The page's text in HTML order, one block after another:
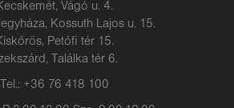
Vágó u. 4.
Kossuth Lajos u. 15.
Petőfi tér 15.
Találka tér 6.
Tel.: +36 76 418 100